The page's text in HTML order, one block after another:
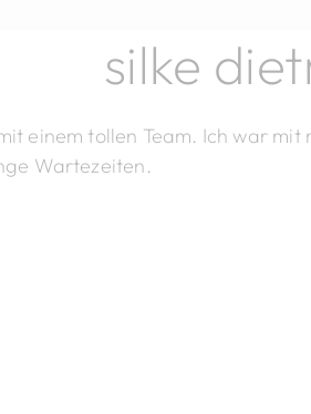
silke
einem tollen Team. Ich war
Wartezeiten.